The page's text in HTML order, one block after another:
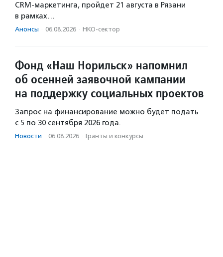
CRM-маркетинга, пройдет 21 августа в Рязани
в рамках…
Анонсы · 06.08.2026 · НКО-сектор
Фонд «Наш Норильск» напомнил
об осенней заявочной кампании
на поддержку социальных проектов
Запрос на финансирование можно будет подать
с 5 по 30 сентября 2026 года.
Новости · 06.08.2026 · Гранты и конкурсы